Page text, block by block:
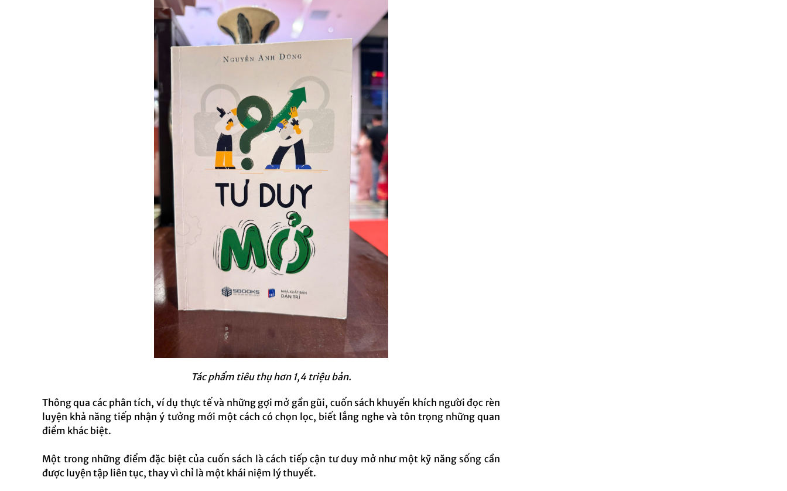
Tác phẩm tiêu thụ hơn 1,4 triệu bản.
Thông qua các phân tích, ví dụ thực tế và những gợi mở gần gũi, cuốn sách khuyến khích người đọc rèn
luyện khả năng tiếp nhận ý tưởng mới một cách có chọn lọc, biết lắng nghe và tôn trọng những quan
điểm khác biệt.
Một trong những điểm đặc biệt của cuốn sách là cách tiếp cận tư duy mở như một kỹ năng sống cần
được luyện tập liên tục, thay vì chỉ là một khái niệm lý thuyết.